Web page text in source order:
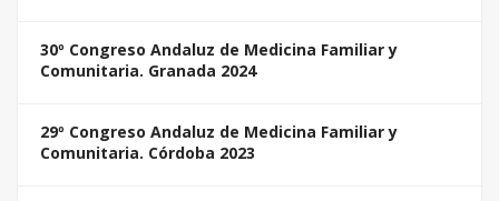
30º Congreso Andaluz de Medicina Familiar y
Comunitaria. Granada 2024
29º Congreso Andaluz de Medicina Familiar y
Comunitaria. Córdoba 2023